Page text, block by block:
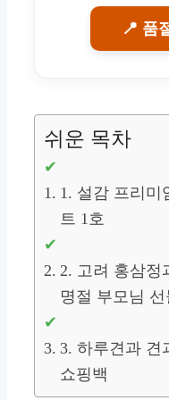
📍 품
쉬운 목차
1. 설감 프리미
트 1호
2. 고려 홍삼정
명절 부모님 선
3. 하루견과 견
쇼핑백